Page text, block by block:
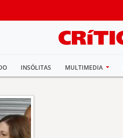
INSÓLITAS MULTIMEDIA